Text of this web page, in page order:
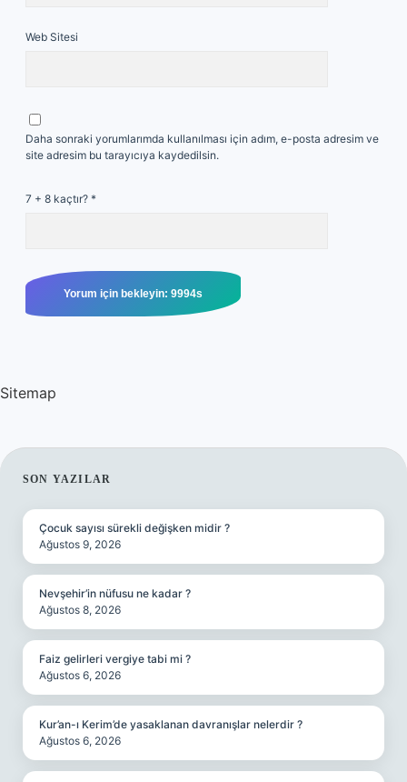
Web Sitesi
Daha sonraki yorumlarımda kullanılması için adım, e-posta adresim ve
site adresim bu tarayıcıya kaydedilsin.
7 + 8 kaçtır? *
Sitemap
SIDEBAR
SON YAZILAR
Çocuk sayısı sürekli değişken midir ?
Ağustos 9, 2026
Nevşehir’in nüfusu ne kadar ?
Ağustos 8, 2026
Faiz gelirleri vergiye tabi mi ?
Ağustos 6, 2026
Kur’an-ı Kerim’de yasaklanan davranışlar nelerdir ?
Ağustos 6, 2026